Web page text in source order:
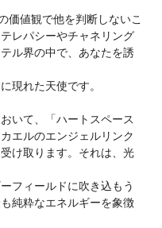
価値観で他を判断しないこ
レパシーやチャネリング
ル界の中で、あなたを誘
現れた天使です。
いて、「ハートスペース
エルのエンジェルリンク
け取ります。それは、光
フィールドに吹き込もう
純粋なエネルギーを象徴